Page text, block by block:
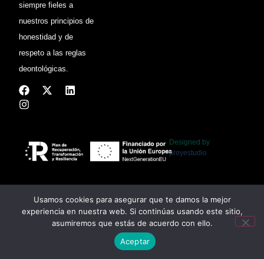
siempre fieles a
nuestros principios de
honestidad y de
respeto a las reglas
deontológicas.
Designed by
proyestudio
©2024 ANA LEON ABOGADOS - MADRID
Usamos cookies para asegurar que te damos la mejor
experiencia en nuestra web. Si continúas usando este sitio,
asumiremos que estás de acuerdo con ello.
Aceptar